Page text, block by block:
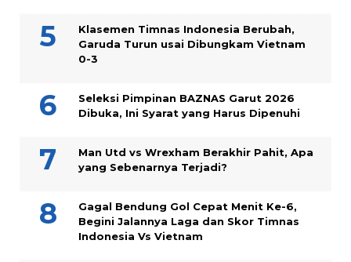
Klasemen Timnas Indonesia Berubah,
Garuda Turun usai Dibungkam Vietnam
0-3
Seleksi Pimpinan BAZNAS Garut 2026
Dibuka, Ini Syarat yang Harus Dipenuhi
Man Utd vs Wrexham Berakhir Pahit, Apa
yang Sebenarnya Terjadi?
Gagal Bendung Gol Cepat Menit Ke-6,
Begini Jalannya Laga dan Skor Timnas
Indonesia Vs Vietnam